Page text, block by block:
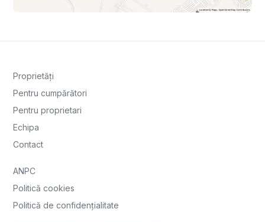
Proprietăți
Pentru cumpărători
Pentru proprietari
Echipa
Contact
ANPC
Politică cookies
Politică de confidențialitate